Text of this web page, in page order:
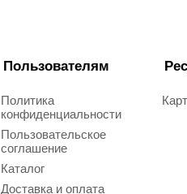
Пользователям
Политика
конфиденциальности
Пользовательское
соглашение
Каталог
Доставка и оплата